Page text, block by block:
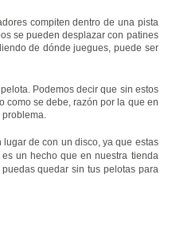
compiten dentro de una pista
se pueden desplazar con patines
de dónde juegues, puede ser
Podemos decir que sin estos
como se debe, razón por la que en
problema.
de con un disco, ya que estas
un hecho que en nuestra tienda
quedar sin tus pelotas para